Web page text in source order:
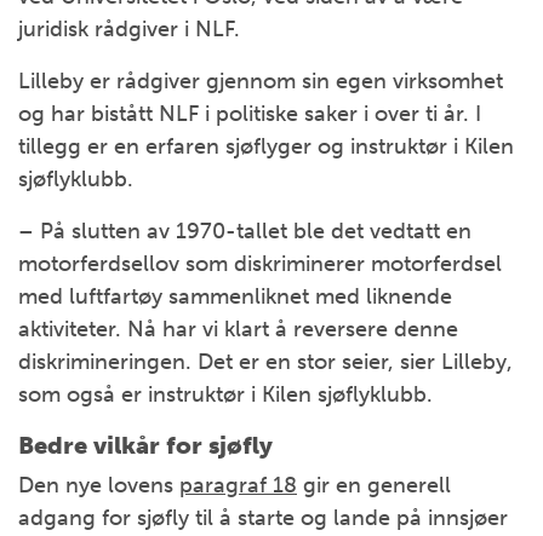
juridisk rådgiver i NLF.
Lilleby er rådgiver gjennom sin egen virksomhet
og har bistått NLF i politiske saker i over ti år. I
tillegg er en erfaren sjøflyger og instruktør i Kilen
sjøflyklubb.
– På slutten av 1970-tallet ble det vedtatt en
motorferdsellov som diskriminerer motorferdsel
med luftfartøy sammenliknet med liknende
aktiviteter. Nå har vi klart å reversere denne
diskrimineringen. Det er en stor seier, sier Lilleby,
som også er instruktør i Kilen sjøflyklubb.
Bedre vilkår for sjøfly
Den nye lovens paragraf 18 gir en generell
adgang for sjøfly til å starte og lande på innsjøer